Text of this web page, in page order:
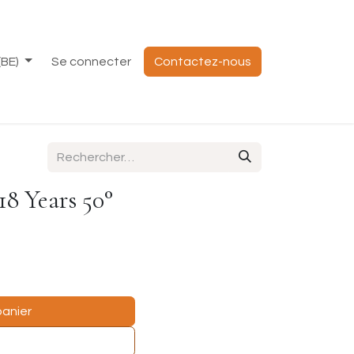
Se connecter Contactez-nous
Years 50°